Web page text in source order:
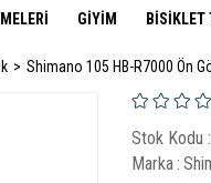
GİYİM BİSİKLET
Shimano 105 HB-R7000 Ön
Stok Kodu
Marka: